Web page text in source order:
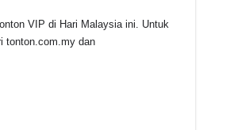
VIP di Hari Malaysia ini. Untuk
tonton.com.my dan